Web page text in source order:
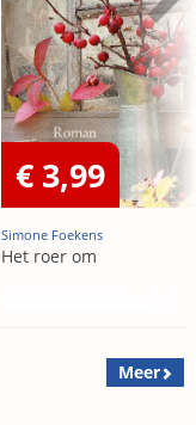
€ 3,99
Simone Foekens
Het roer om
Meer